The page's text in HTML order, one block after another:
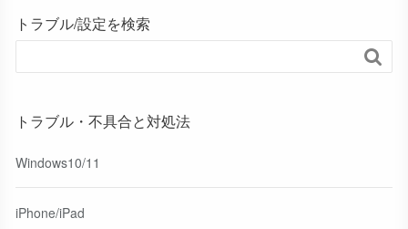
トラブル/設定を検索

トラブル・不具合と対処法
Windows10/11
iPhone/iPad